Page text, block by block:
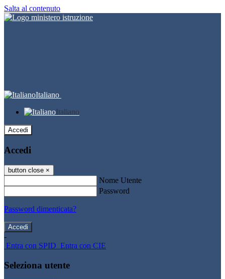
Salta al contenuto
Italiano
Italiano
Accedi
Accedi
button close ×
Nome Utente
Password
Password dimenticata?
-
Entra con SPID Entra con CIE
Seleziona utente